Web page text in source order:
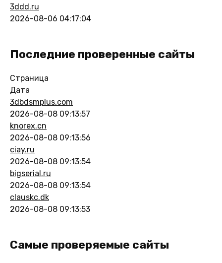
3ddd.ru
2026-08-06 04:17:04
Последние проверенные сайты
Страница
Дата
3dbdsmplus.com
2026-08-08 09:13:57
knorex.cn
2026-08-08 09:13:56
ciay.ru
2026-08-08 09:13:54
bigserial.ru
2026-08-08 09:13:54
clauskc.dk
2026-08-08 09:13:53
Самые проверяемые сайты